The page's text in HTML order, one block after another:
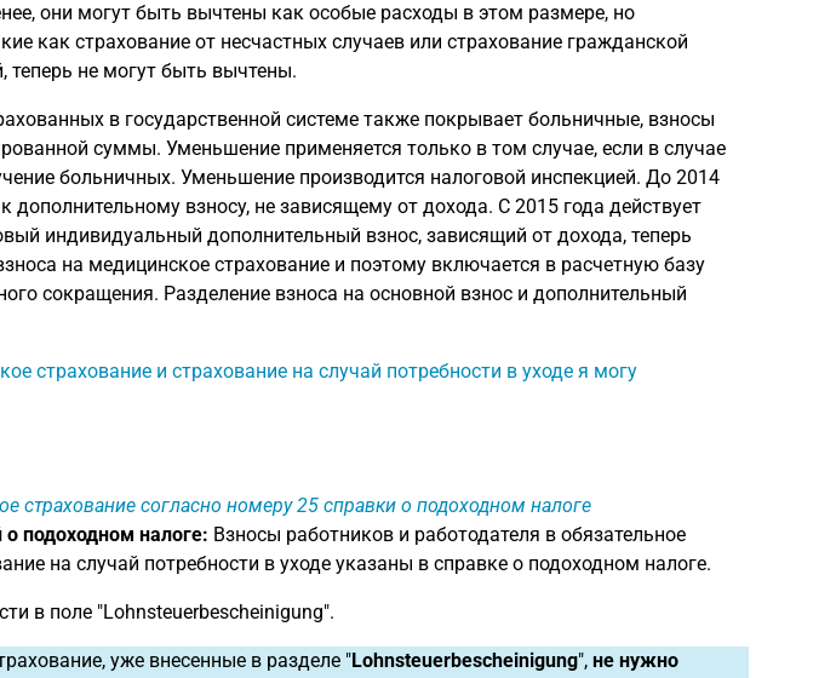
они могут быть вычтены как особые расходы в этом размере, но
как страхование от несчастных случаев или страхование гражданской
теперь не могут быть вычтены.
в государственной системе также покрывает больничные, взносы
суммы. Уменьшение применяется только в том случае, если в случае
больничных. Уменьшение производится налоговой инспекцией. До 2014
дополнительному взносу, не зависящему от дохода. С 2015 года действует
индивидуальный дополнительный взнос, зависящий от дохода, теперь
на медицинское страхование и поэтому включается в расчетную базу
сокращения. Разделение взноса на основной взнос и дополнительный
страхование и страхование на случай потребности в уходе я могу
страхование согласно номеру 25 справки о подоходном налоге
подоходном налоге: Взносы работников и работодателя в обязательное
на случай потребности в уходе указаны в справке о подоходном налоге.
в поле "Lohnsteuerbescheinigung".
уже внесенные в разделе "Lohnsteuerbescheinigung", не нужно